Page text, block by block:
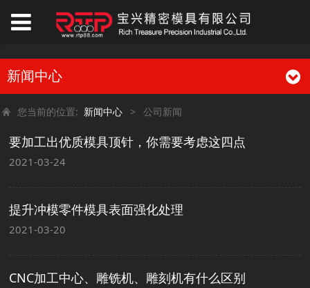
新闻中心
您当前的位置: 新闻中心 > 公司新闻
要加工出优质模具顶针，你需要考虑这四点
2021-03-24
提升冲模零件模具表面强化处理
2021-03-20
CNC加工中心、雕铣机、雕刻机有什么区别